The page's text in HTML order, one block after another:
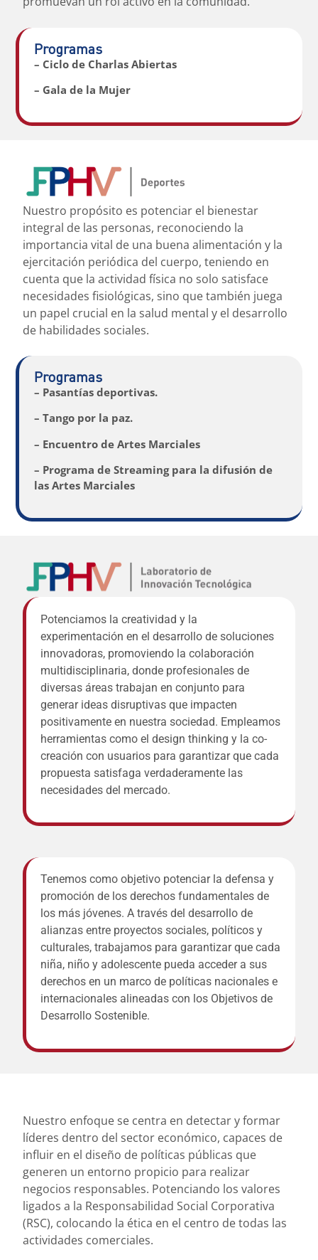
Programas
– Ciclo de Charlas Abiertas
– Gala de la Mujer
Nuestro propósito es potenciar el bienestar
integral de las personas, reconociendo la
importancia vital de una buena alimentación y la
ejercitación periódica del cuerpo, teniendo en
cuenta que la actividad física no solo satisface
necesidades fisiológicas, sino que también juega
un papel crucial en la salud mental y el desarrollo
de habilidades sociales.
Programas
– Pasantías deportivas.
– Tango por la paz.
– Encuentro de Artes Marciales
– Programa de Streaming para la difusión de
las Artes Marciales
Potenciamos la creatividad y la
experimentación en el desarrollo de soluciones
innovadoras, promoviendo la colaboración
multidisciplinaria, donde profesionales de
diversas áreas trabajan en conjunto para
generar ideas disruptivas que impacten
positivamente en nuestra sociedad. Empleamos
herramientas como el design thinking y la co-
creación con usuarios para garantizar que cada
propuesta satisfaga verdaderamente las
necesidades del mercado.
Tenemos como objetivo potenciar la defensa y
promoción de los derechos fundamentales de
los más jóvenes. A través del desarrollo de
alianzas entre proyectos sociales, políticos y
culturales, trabajamos para garantizar que cada
niña, niño y adolescente pueda acceder a sus
derechos en un marco de políticas nacionales e
internacionales alineadas con los Objetivos de
Desarrollo Sostenible.
Nuestro enfoque se centra en detectar y formar
líderes dentro del sector económico, capaces de
influir en el diseño de políticas públicas que
generen un entorno propicio para realizar
negocios responsables. Potenciando los valores
ligados a la Responsabilidad Social Corporativa
(RSC), colocando la ética en el centro de todas las
actividades comerciales.